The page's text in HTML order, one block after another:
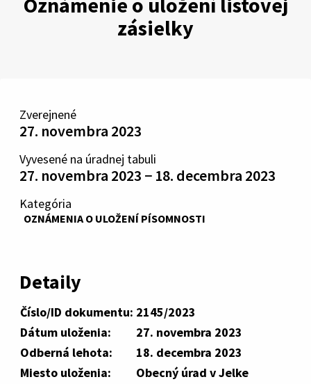
zásielky
Zverejnené
27. novembra 2023
Vyvesené na úradnej tabuli
27. novembra 2023 − 18. decembra 2023
Kategória
OZNÁMENIA O ULOŽENÍ PÍSOMNOSTI
Detaily
Číslo/ID dokumentu: 2145/2023
Dátum uloženia:
27. novembra 2023
Odberná lehota:
18. decembra 2023
Miesto uloženia:
Obecný úrad v Jelke